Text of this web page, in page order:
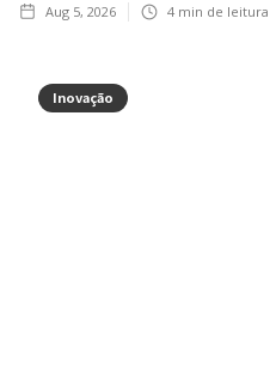
Aug 5, 2026 4 min de leitura
Inovação